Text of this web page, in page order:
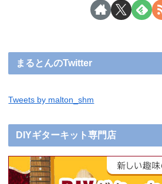
まるとんのTwitter
Tweets by malton_shm
DIYギターキット専門店